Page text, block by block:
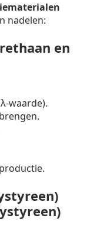
nadelen:
en
waarde).